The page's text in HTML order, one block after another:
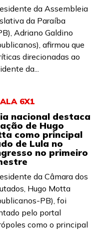
da Assembleia
da Paraíba
Adriano Galdino
afirmou que
direcionadas ao
da...
6X1
nacional destaca
de Hugo
como principal
de Lula no
no primeiro
da Câmara dos
Hugo Motta
PB), foi
pelo portal
como o principal